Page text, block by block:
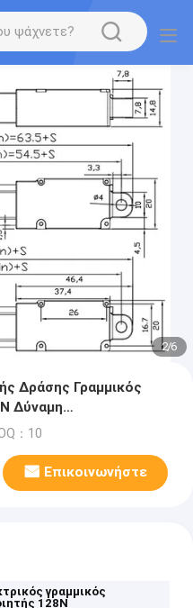
2/6
Δράσης Γραμμικός
Δύναμη
：10
Επικοινωνήστε
γραμμικός
128N